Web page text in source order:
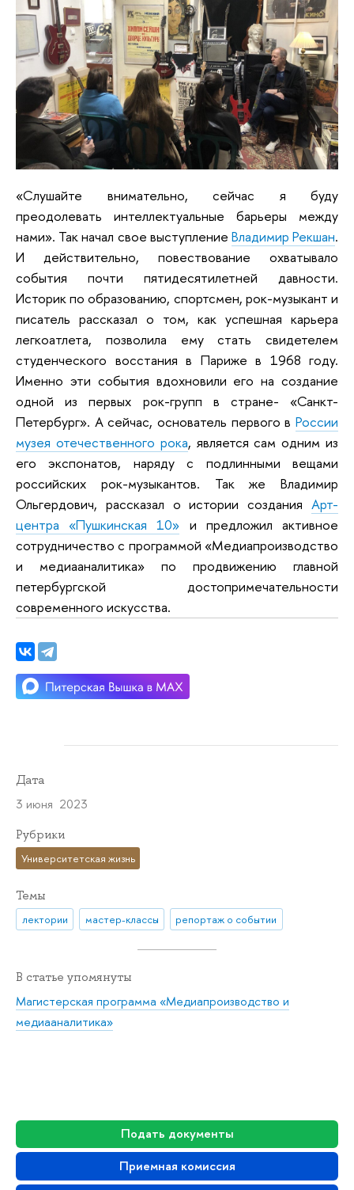
Подать документы
Приемная комиссия
«Слушайте внимательно, сейчас я буду
преодолевать интеллектуальные барьеры между
нами». Так начал свое выступление Владимир Рекшан.
И действительно, повествование охватывало
события почти пятидесятилетней давности.
Историк по образованию, спортсмен, рок-музыкант и
писатель рассказал о том, как успешная карьера
легкоатлета, позволила ему стать свидетелем
студенческого восстания в Париже в 1968 году.
Именно эти события вдохновили его на создание
одной из первых рок-групп в стране- «Санкт-
Петербург». А сейчас, основатель первого в России
музея отечественного рока, является сам одним из
его экспонатов, наряду с подлинными вещами
российских рок-музыкантов. Так же Владимир
Ольгердович, рассказал о истории создания Арт-
центра «Пушкинская 10» и предложил активное
сотрудничество с программой «Медиапроизводство
и медиааналитика» по продвижению главной
петербургской достопримечательности
современного искусства.
Дата
3 июня 2023
Рубрики
Университетская жизнь
Темы
лектории мастер-классы репортаж о событии
В статье упомянуты
Магистерская программа «Медиапроизводство и
медиааналитика»